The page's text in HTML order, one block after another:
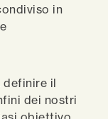
in
definire il
dei nostri